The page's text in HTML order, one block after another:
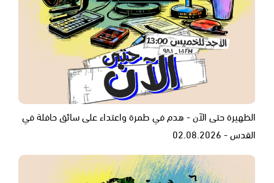
الظهيرة حتى الآن - هدم في طمرة واعتداء على سائق حافلة في
القدس - 02.08.2026